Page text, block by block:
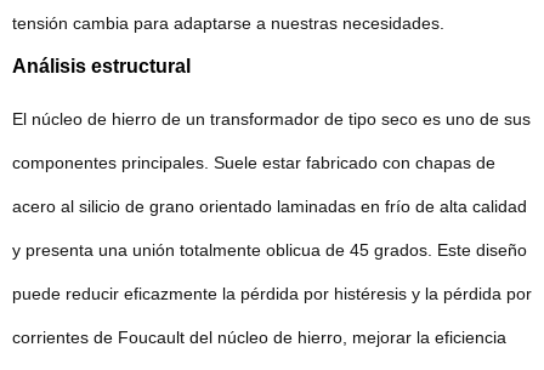
tensión cambia para adaptarse a nuestras necesidades.
Análisis estructural
El núcleo de hierro de un transformador de tipo seco es uno de sus
componentes principales. Suele estar fabricado con chapas de
acero al silicio de grano orientado laminadas en frío de alta calidad
y presenta una unión totalmente oblicua de 45 grados. Este diseño
puede reducir eficazmente la pérdida por histéresis y la pérdida por
corrientes de Foucault del núcleo de hierro, mejorar la eficiencia